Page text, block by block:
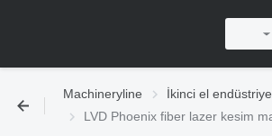
Machineryline İkinci el
LVD Phoenix fiber lazer kesim